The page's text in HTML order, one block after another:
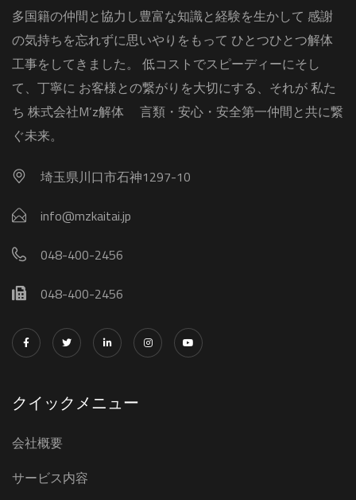
多国籍の仲間と協力し豊富な知識と経験を生かして 感謝
の気持ちを忘れずに思いやりをもって ひとつひとつ解体
工事をしてきました。 低コストでスピーディーにそし
て、丁寧に お客様との繋がりを大切にする、それが 私た
ち 株式会社M‘z解体 言類・安心・安全第一仲間と共に繋
ぐ未来。
埼玉県川口市石神1297-10
info@mzkaitai.jp
048-400-2456
048-400-2456
クイックメニュー
会社概要
サービス内容